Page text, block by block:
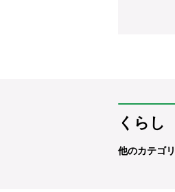
くらし
他のカテゴ